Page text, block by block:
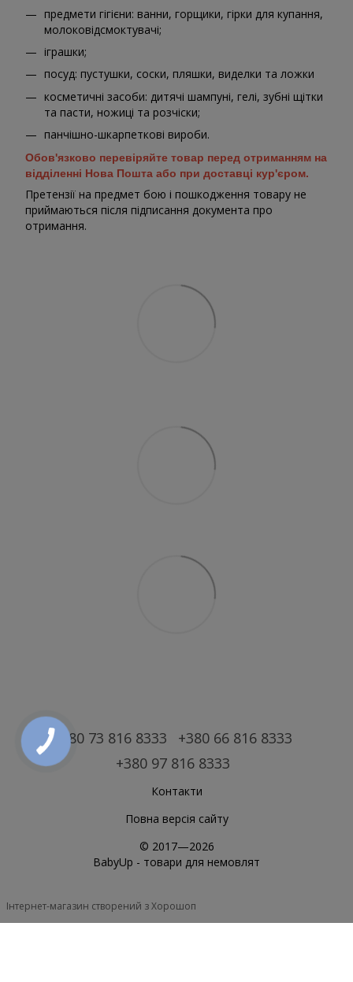
предмети гігієни: ванни, горщики, гірки для купання,
молоковідсмоктувачі;
іграшки;
посуд: пустушки, соски, пляшки, виделки та ложки
косметичні засоби: дитячі шампуні, гелі, зубні щітки
та пасти, ножиці та розчіски;
панчішно-шкарпеткові вироби.
Обов'язково перевіряйте товар перед отриманням на
відділенні Нова Пошта або при доставці кур'єром.
Претензії на предмет бою і пошкодження товару не
приймаються після підписання документа про
отримання.
+380 73 816 8333
+380 66 816 8333
+380 97 816 8333
Контакти
Повна версія сайту
© 2017—2026
BabyUp - товари для немовлят
Інтернет-магазин створений з Хорошоп